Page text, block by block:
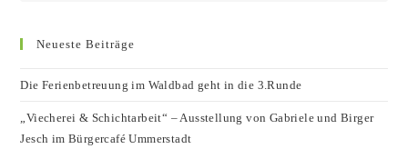
Neueste Beiträge
Die Ferienbetreuung im Waldbad geht in die 3.Runde
„Viecherei & Schichtarbeit“ – Ausstellung von Gabriele und Birger
Jesch im Bürgercafé Ummerstadt